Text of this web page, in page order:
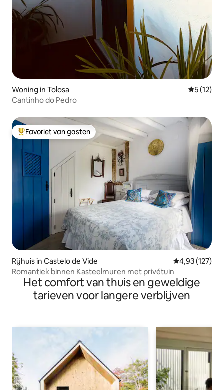
Woning in Tolosa
5 (12)
Cantinho do Pedro
Topfavoriet van gasten
Favoriet van gasten
Rijhuis in Castelo de Vide Gemiddelde
4,93 (127)
Romantiek binnen Kasteelmuren met privétuin
Het comfort van thuis en geweldige
tarieven voor langere verblijven